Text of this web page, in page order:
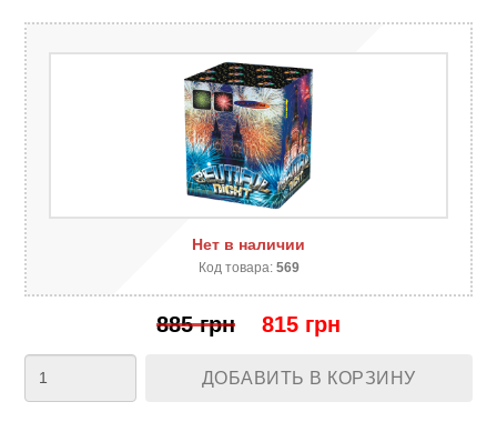
Нет в наличии
Код товара: 569
885 грн 815 грн
ДОБАВИТЬ В КОРЗИНУ